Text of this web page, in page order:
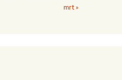
mrt »